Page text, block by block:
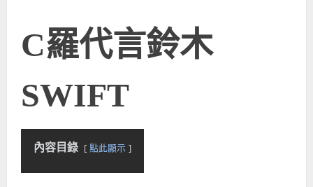
C羅代言鈴木
SWIFT
內容目錄 點此顯示